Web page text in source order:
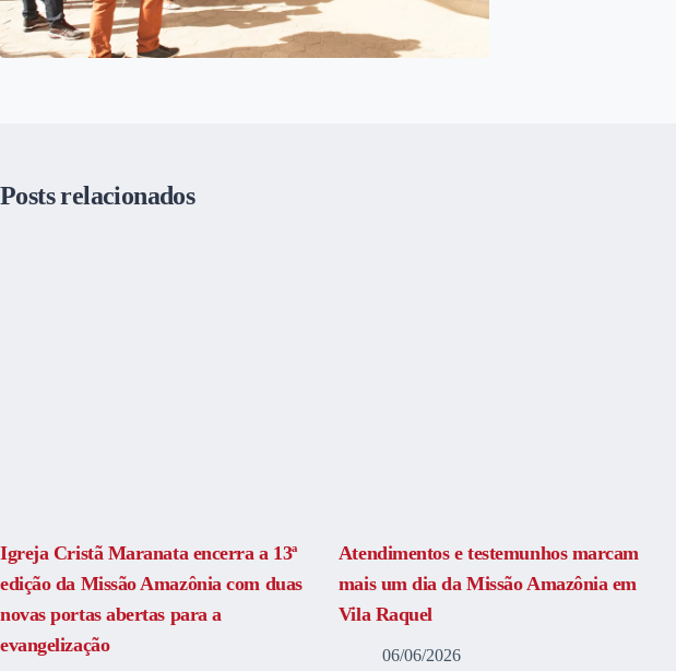
Posts relacionados
Igreja Cristã Maranata encerra a 13ª
edição da Missão Amazônia com duas
novas portas abertas para a
evangelização
Atendimentos e testemunhos marcam
mais um dia da Missão Amazônia em
Vila Raquel
06/06/2026